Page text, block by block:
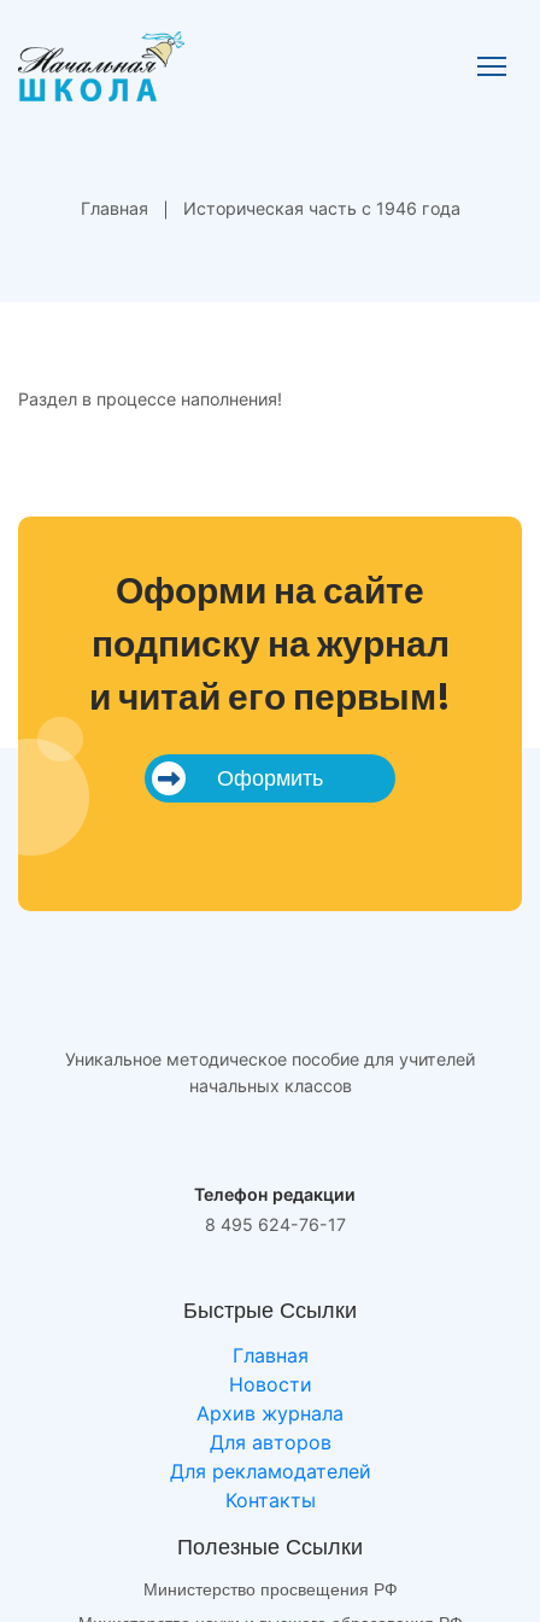
Главная Историческая часть с 1946 года
Раздел в процессе наполнения!
Оформи на сайте
подписку на журнал
и читай его первым!
Оформить
Уникальное методическое пособие для учителей
начальных классов
Телефон редакции
8 495 624-76-17
Быстрые Ссылки
Главная
Новости
Архив журнала
Для авторов
Для рекламодателей
Контакты
Полезные Ссылки
Министерство просвещения РФ